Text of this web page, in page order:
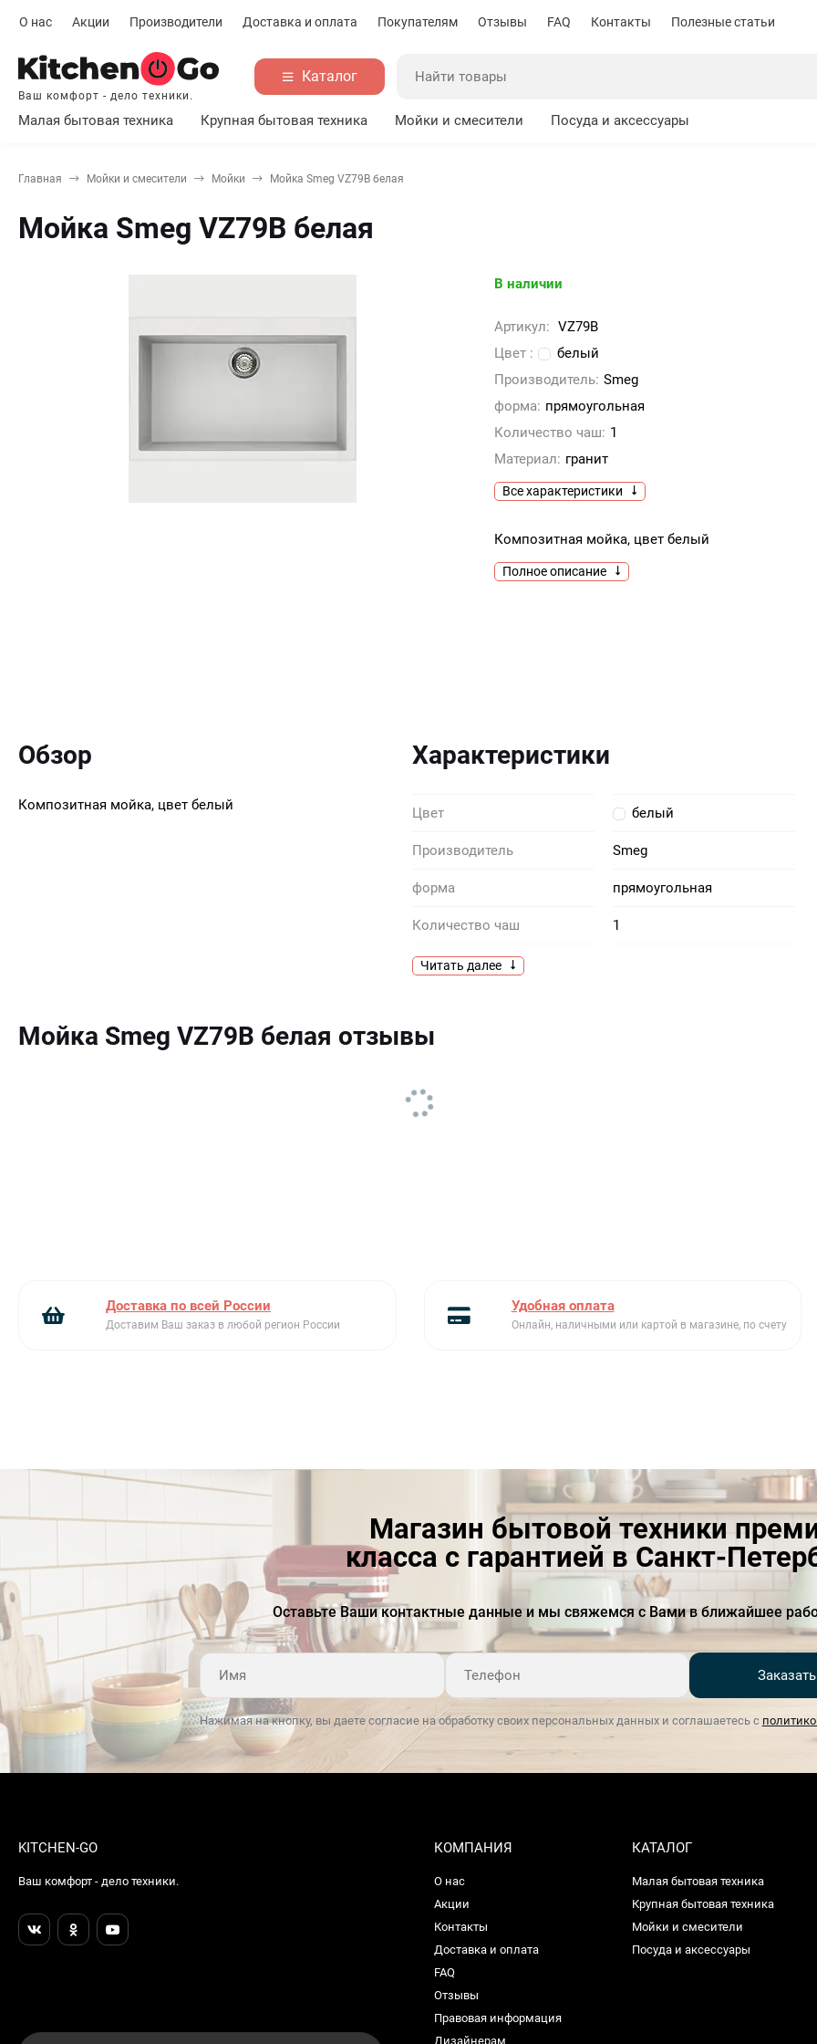
О нас Акции Производители Доставка и оплата Покупателям Отзывы FAQ Контакты Полезные статьи
Ваш комфорт - дело техники.
Каталог
Малая бытовая техника Крупная бытовая техника Мойки и смесители Посуда и аксессуары
Главная Мойки и смесители Мойки Мойка Smeg VZ79B белая
Мойка Smeg VZ79B белая
В наличии
Артикул: VZ79B
Цвет :
белый
Производитель: Smeg
форма: прямоугольная
Количество чаш: 1
Материал: гранит
Все характеристики
Композитная мойка, цвет белый
Полное описание
Обзор
Композитная мойка, цвет белый
Характеристики
Цвет белый
Производитель Smeg
форма прямоугольная
Количество чаш 1
Материал
Читать далее
Мойка Smeg VZ79B белая отзывы
Доставка по всей России
Доставим Ваш заказ в любой регион России
Удобная оплата
Онлайн, наличными или картой в магазине, по счету
Магазин бытовой техники
класса с гарантией в Санкт-
Оставьте Ваши контактные данные и мы свяжемся с Вами в ближайшее
Нажимая на кнопку, вы даете согласие на обработку своих персональных данных и соглашаетесь с
KITCHEN-GO
Ваш комфорт - дело техники.
КОМПАНИЯ
О нас
Акции
Контакты
Доставка и оплата
FAQ
Отзывы
Правовая информация
Дизайнерам
КАТАЛОГ
Малая бытовая техника
Крупная бытовая техника
Мойки и смесители
Посуда и аксессуары